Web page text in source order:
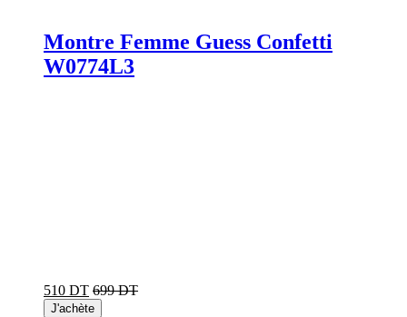
Montre Femme Guess Confetti
W0774L3
510 DT 699 DT
J'achète